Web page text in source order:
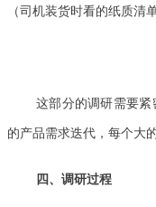
（司机装货时看的纸质清单
这部分的调研需要
的产品需求迭代，每个大
四、调研过程